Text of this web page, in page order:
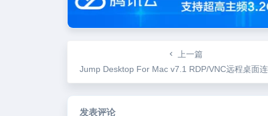
上一篇
Jump Desktop For Mac v7.1 RDP/VNC远程桌面连接
发表评论